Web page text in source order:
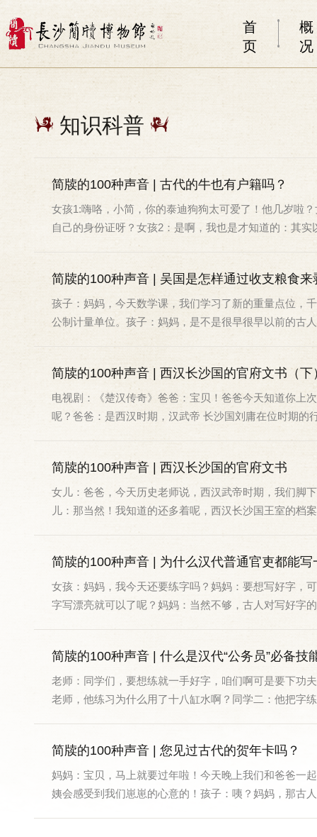
首
页
概
况
知识科普
简牍的100种声音 | 古代的牛也有户籍吗？
女孩1:嗨咯，小简，你的泰迪狗狗太可爱了！他几岁啦
自己的身份证呀？女孩2：是啊，我也是才知道的：其实
简牍的100种声音 | 吴国是怎样通过收支粮食来
孩子：妈妈，今天数学课，我们学习了新的重量点位，
公制计量单位。孩子：妈妈，是不是很早很早以前的古
简牍的100种声音 | 西汉长沙国的官府文书（下
电视剧：《楚汉传奇》爸爸：宝贝！爸爸今天知道你上
呢？爸爸：是西汉时期，汉武帝 长沙国刘庸在位时期的
简牍的100种声音 | 西汉长沙国的官府文书
女儿：爸爸，今天历史老师说，西汉武帝时期，我们脚
儿：那当然！我知道的还多着呢，西汉长沙国王室的档
简牍的100种声音 | 为什么汉代普通官吏都能写
女孩：妈妈，我今天还要练字吗？妈妈：要想写好字，
字写漂亮就可以了呢？妈妈：当然不够，古人对写好字
简牍的100种声音 | 什么是汉代“公务员”必备技
老师：同学们，要想练就一手好字，咱们啊可是要下功
老师，他练习为什么用了十八缸水啊？同学二：他把字
简牍的100种声音 | 您见过古代的贺年卡吗？
妈妈：宝贝，马上就要过年啦！今天晚上我们和爸爸一
姨会感受到我们崽崽的心意的！孩子：咦？妈妈，那古